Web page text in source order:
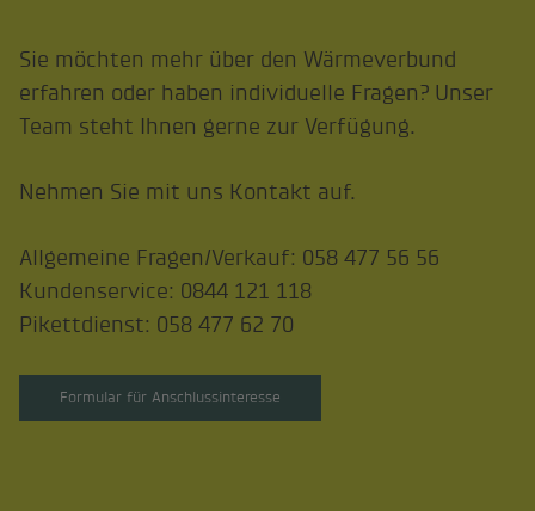
Sie möchten mehr über den Wärmeverbund
erfahren oder haben individuelle Fragen? Unser
Team steht Ihnen gerne zur Verfügung.
Nehmen Sie mit uns Kontakt auf.
Allgemeine Fragen/Verkauf: 058 477 56 56
Kundenservice: 0844 121 118
Pikettdienst: 058 477 62 70
Formular für Anschlussinteresse